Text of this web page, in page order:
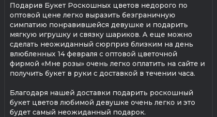
Подарив Букет Роскошных цветов недорого по
оптовой цене легко выразить безграничную
симпатию понравившейся девушке и подарить
мягкую игрушку и связку шариков. А еще можно
сделать неожиданный сюрприз близким на день
влюбленных 14 февраля с оптовой цветочной
фирмой «Мне розы» очень легко оплатить на сайте и
получить букет в руки с доставкой в течении часа.
Благодаря нашей доставки подарить роскошный
букет цветов любимой девушке очень легко и это
будет самый неожиданный подарок.